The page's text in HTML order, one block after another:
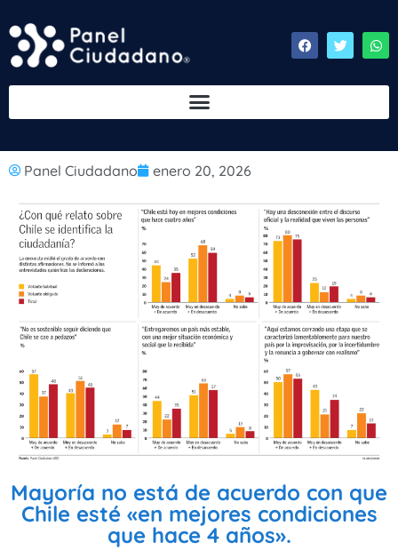
Panel Ciudadano enero 20, 2026
Mayoría no está de acuerdo con que
Chile esté «en mejores condiciones
que hace 4 años».